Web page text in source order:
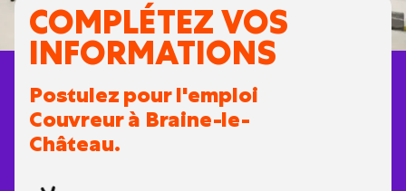
COMPLÉTEZ VOS
INFORMATIONS
Postulez pour l'emploi
Couvreur à Braine-le-
Château.